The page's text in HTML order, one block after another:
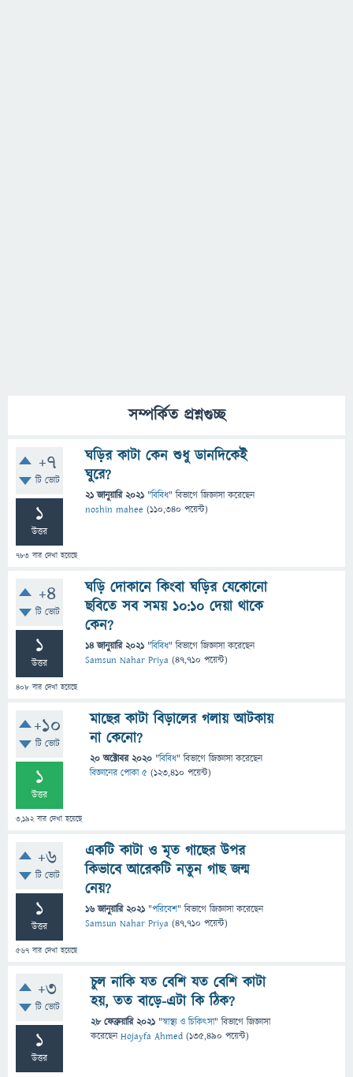
সম্পর্কিত প্রশ্নগুচ্ছ
+7
টি ভোট
1
উত্তর
783 বার দেখা হয়েছে
ঘড়ির কাটা কেন শুধু ডানদিকেই
ঘুরে?
21 জানুয়ারি 2021 "বিবিধ" বিভাগে জিজ্ঞাসাকরেছেন
noshin mahee (110,340 পয়েন্ট)
+4
টি ভোট
1
উত্তর
408 বার দেখা হয়েছে
ঘড়ি দোকানে কিংবা ঘড়ির যেকোনো
ছবিতে সব সময় ১০:১০ দেয়া থাকে
কেন?
14 জানুয়ারি 2021 "বিবিধ" বিভাগে জিজ্ঞাসাকরেছেন
Samsun Nahar Priya (47,710 পয়েন্ট)
+10
টি ভোট
1
উত্তর
3,192বার দেখা হয়েছে
মাছের কাটা বিড়ালের গলায় আটকায়
না কেনো?
20 অক্টোবর 2020 "বিবিধ" বিভাগে জিজ্ঞাসাকরেছেন
বিজ্ঞানের পোকা ৫ (123,410 পয়েন্ট)
+6
টি ভোট
1
উত্তর
567 বার দেখা হয়েছে
একটি কাটা ও মৃত গাছের উপর
কিভাবে আরেকটি নতুন গাছ জন্ম
নেয়?
16 জানুয়ারি 2021 "পরিবেশ" বিভাগে জিজ্ঞাসাকরেছেন
Samsun Nahar Priya (47,710 পয়েন্ট)
+3
টি ভোট
1
উত্তর
চুল নাকি যত বেশি যত বেশি কাটা
হয়, তত বাড়ে-এটা কি ঠিক?
28 ফেব্রুয়ারি 2021 "স্বাস্থ্য ও চিকিৎসা" বিভাগে জিজ্ঞাসা
করেছেনHojayfa Ahmed (135,490 পয়েন্ট)